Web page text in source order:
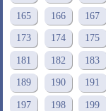
165 166 167
173 174 175
181 182 183
189 190 191
197 198 199